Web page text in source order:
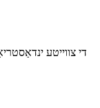
די צווייטע